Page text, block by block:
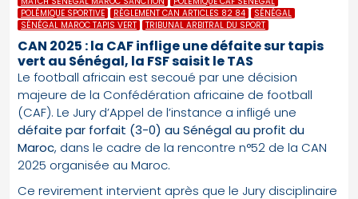
POLÉMIQUE SPORTIVE
RÈGLEMENT CAN ARTICLES 82 84
SÉNÉGAL
SÉNÉGAL MAROC TAPIS VERT
TRIBUNAL ARBITRAL DU SPORT
CAN 2025 : la CAF inflige une défaite sur tapis
vert au Sénégal, la FSF saisit le TAS
Le football africain est secoué par une décision
majeure de la Confédération africaine de football
(CAF). Le Jury d’Appel de l’instance a infligé une
défaite par forfait (3-0) au Sénégal au profit du
Maroc, dans le cadre de la rencontre n°52 de la CAN
2025 organisée au Maroc.
Ce revirement intervient après que le Jury disciplinaire